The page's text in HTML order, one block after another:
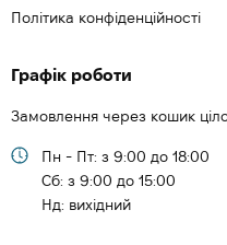
Політика конфіденційності
Графік роботи
Замовлення через кошик
Пн - Пт: з 9:00 до 18:00
Cб: з 9:00 до 15:00
Нд: вихідний